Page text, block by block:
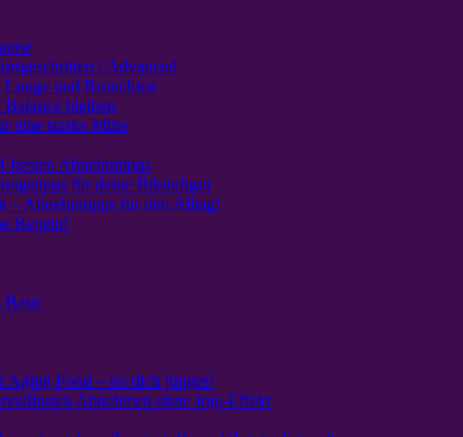
/ Advanced
Lunge und Bronchien
bleiben
eine starke Mitte
besten Abnehmtipps
für deine Bikinifigur
– Abnehmtipps für den Alltag!
Regeln!
Basic
Aging Food – iss dich jünger!
Abnehmen ohne Jojo-Effekt